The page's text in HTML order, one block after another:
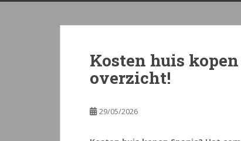
Blog
Kosten huis
overzicht!
29/05/2026